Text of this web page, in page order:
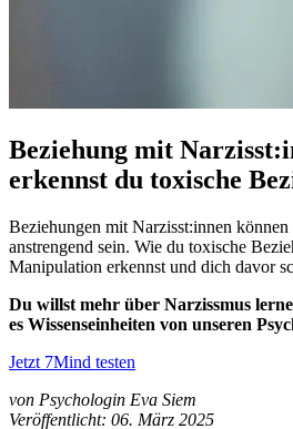
Beziehung mit
erkennst du toxische
Beziehungen mit Narzisst:innen können
anstrengend sein. Wie du toxische
Manipulation erkennst und dich davor
Du willst mehr über Narzissmus
es Wissenseinheiten von unseren
Jetzt 7Mind testen
von Psychologin Eva Siem
Veröffentlicht: 06. März 2025